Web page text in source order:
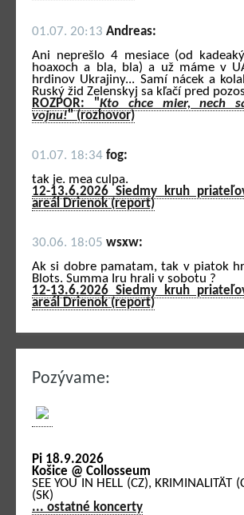
01.07. 20:13 Andreas:
Ani neprešlo 4 mesiace (od
hoaxoch a bla, bla) a už máme v
hrdinov Ukrajiny... Samí nácek a
Ruský žid Zelenskyj sa kľačí pred
ROZPOR: "Kto chce mier, nech
vojnu!" (rozhovor)
01.07. 18:34 fog:
tak je. mea culpa.
12-13.6.2026 Siedmy kruh
areál Drienok (report)
30.06. 18:05 wsxw:
Ak si dobre pamatam, tak v piatok
Blots. Summa Iru hrali v sobotu ?
12-13.6.2026 Siedmy kruh
areál Drienok (report)
Pozývame:
Pi 18.9.2026
Košice @ Collosseum
SEE YOU IN HELL (CZ), KRIMINALITÄT
(SK)
... ostatné koncerty